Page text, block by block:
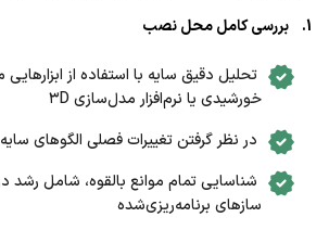
1. بررسی کامل محل نصب
تحلیل دقیق سایه با استفاده از ابزارهایی
خورشیدی یا نرم‌افزار مدل‌سازی ۳D
در نظر گرفتن تغییرات فصلی الگوهای سایه
شناسایی تمام موانع بالقوه، شامل رشد
سازهای برنامه‌ریزی‌شده